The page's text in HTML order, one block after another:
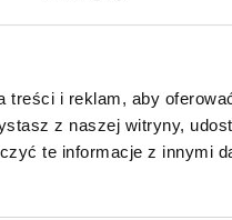
i reklam, aby
z naszej witryny,
te informacje z innymi
stare złoto